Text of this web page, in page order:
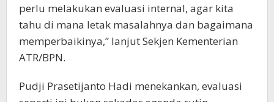
perlu melakukan evaluasi internal, agar kita
tahu di mana letak masalahnya dan bagaimana
memperbaikinya,” lanjut Sekjen Kementerian
ATR/BPN.
Pudji Prasetijanto Hadi menekankan, evaluasi